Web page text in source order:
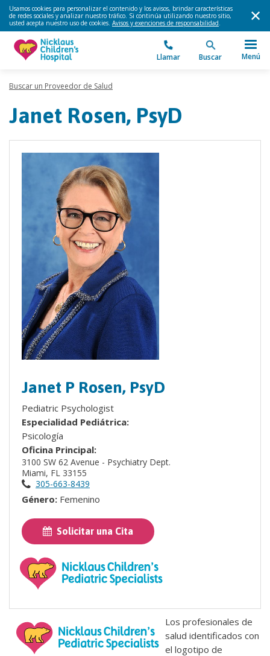
Usamos cookies para personalizar el contenido y los avisos, brindar características
de redes sociales y analizar nuestro tráfico. Si continúa utilizando nuestro sitio,
usted acepta nuestro uso de cookies. Avisos y exenciones de responsabilidad.
Llamar Buscar Menú
Buscar un Proveedor de Salud
Janet Rosen, PsyD
Janet P Rosen, PsyD
Pediatric Psychologist
Especialidad Pediátrica:
Psicología
Oficina Principal:
3100 SW 62 Avenue - Psychiatry Dept.
Miami, FL 33155
305-663-8439
Género: Femenino
Solicitar una Cita
Los profesionales de
salud identificados con
el logotipo de